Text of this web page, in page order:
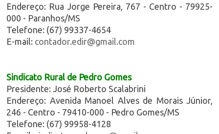
Endereço: Rua Jorge Pereira, 767 - Centro - 79925-
000 - Paranhos/MS
Telefone: (67) 99337-4654
E-mail: contador.edir@gmail.com
Sindicato Rural de Pedro Gomes
Presidente: José Roberto Scalabrini
Endereço: Avenida Manoel Alves de Morais Júnior,
246 - Centro - 79410-000 - Pedro Gomes/MS
Telefone: (67) 99958-4128